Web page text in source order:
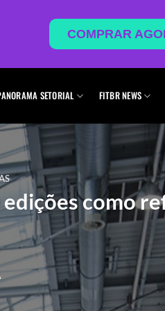
COMPRAR
SETORIAL FITBR NEWS
como